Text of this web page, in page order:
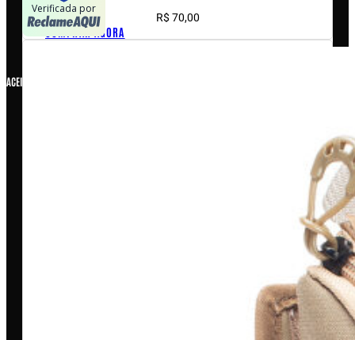
R$ 70,00
COMPRAR AGORA
Verificada por
ACEITAMOS
COPYRIGHT © 2026 – WARFARE INDUSTRIA E COMERCIO DE
ARTIGOS MILITARES LTDA ME, CNPJ: 07.929.707/0001-26